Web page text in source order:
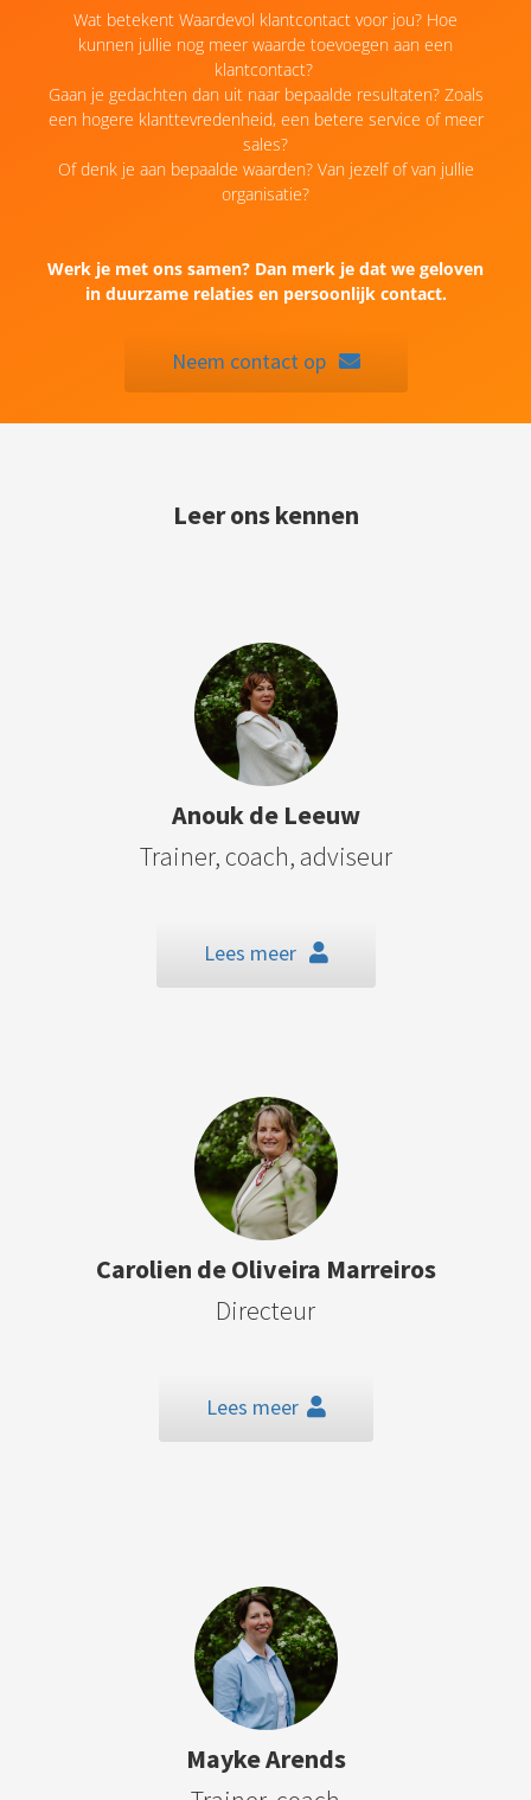
Wat betekent Waardevol klantcontact voor jou? Hoe
kunnen jullie nog meer waarde toevoegen aan een
klantcontact?
Gaan je gedachten dan uit naar bepaalde resultaten? Zoals
een hogere klanttevredenheid, een betere service of meer
sales?
Of denk je aan bepaalde waarden? Van jezelf of van jullie
organisatie?
Werk je met ons samen? Dan merk je dat we geloven
in duurzame relaties en persoonlijk contact.
Neem contact op
Leer ons kennen
Anouk de Leeuw
Trainer, coach, adviseur
Lees meer
Carolien de Oliveira Marreiros
Directeur
Lees meer
Mayke Arends